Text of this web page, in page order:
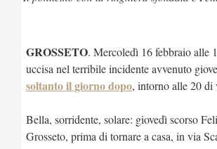
GROSSETO. Mercoledì 16 febbraio alle
uccisa nel terribile incidente avvenuto
soltanto il giorno dopo, intorno alle 20 di
Bella, sorridente, solare: giovedì scorso
Grosseto, prima di tornare a casa, in via